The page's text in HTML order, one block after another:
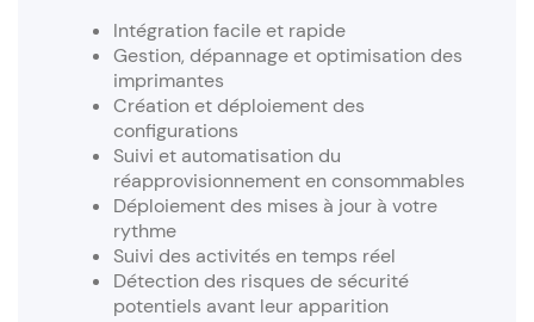
Intégration facile et rapide
Gestion, dépannage et optimisation des
imprimantes
Création et déploiement des
configurations
Suivi et automatisation du
réapprovisionnement en consommables
Déploiement des mises à jour à votre
rythme
Suivi des activités en temps réel
Détection des risques de sécurité
potentiels avant leur apparition